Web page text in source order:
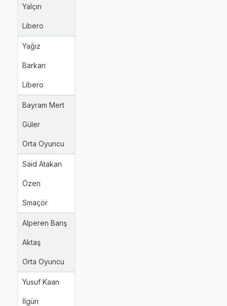
Yalçın
Libero
Yağız
Barkan
Libero
Bayram Mert
Güler
Orta Oyuncu
Said Atakan
Özen
Smaçör
Alperen Barış
Aktaş
Orta Oyuncu
Yusuf Kaan
İlgün